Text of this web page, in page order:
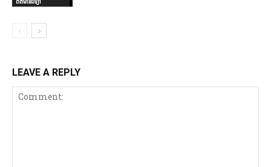
LEAVE A REPLY